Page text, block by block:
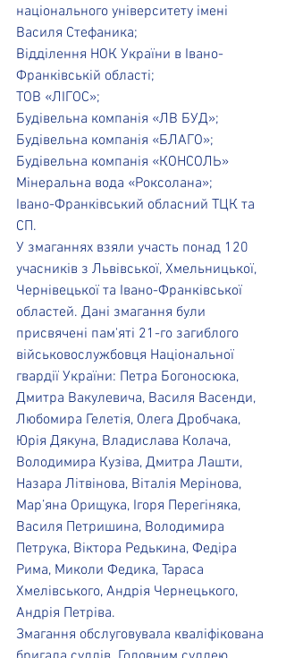
національного університету імені
Василя Стефаника;
Відділення НОК України в Івано-
Франківській області;
ТОВ «ЛІГОС»;
Будівельна компанія «ЛВ БУД»;
Будівельна компанія «БЛАГО»;
Будівельна компанія «КОНСОЛЬ»
Мінеральна вода «Роксолана»;
Івано-Франківський обласний ТЦК та
СП.
У змаганнях взяли участь понад 120
учасників з Львівської, Хмельницької,
Чернівецької та Івано-Франківської
областей. Дані змагання були
присвячені пам'яті 21-го загиблого
військовослужбовця Національної
гвардії України: Петра Богоносюка,
Дмитра Вакулевича, Василя Васенди,
Любомира Гелетія, Олега Дробчака,
Юрія Дякуна, Владислава Колача,
Володимира Кузіва, Дмитра Лашти,
Назара Літвінова, Віталія Мерінова,
Мар’яна Орищука, Ігоря Перегіняка,
Василя Петришина, Володимира
Петрука, Віктора Редькина, Федіра
Рима, Миколи Федика, Тараса
Хмелівського, Андрія Чернецького,
Андрія Петріва.
Змагання обслуговувала кваліфікована